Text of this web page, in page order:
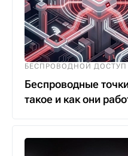
БЕСПРОВОДНОЙ ДОСТУП
Беспроводные
такое и как они